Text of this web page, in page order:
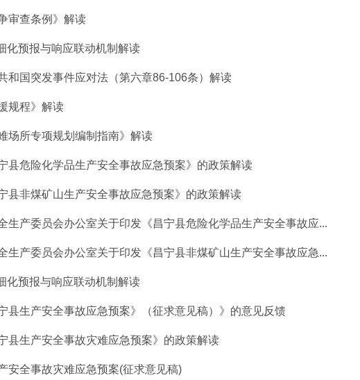
审查条例》解读
化预报与响应联动机制解读
和国突发事件应对法（第六章86-106条）解读
规程》解读
场所专项规划编制指南》解读
县危险化学品生产安全事故应急预案》的政策解读
县非煤矿山生产安全事故应急预案》的政策解读
生产委员会办公室关于印发《昌宁县危险化学品生产安全事故应...
生产委员会办公室关于印发《昌宁县非煤矿山生产安全事故应急...
化预报与响应联动机制解读
县生产安全事故应急预案》（征求意见稿）》的意见反馈
县生产安全事故灾难应急预案》的政策解读
安全事故灾难应急预案(征求意见稿)